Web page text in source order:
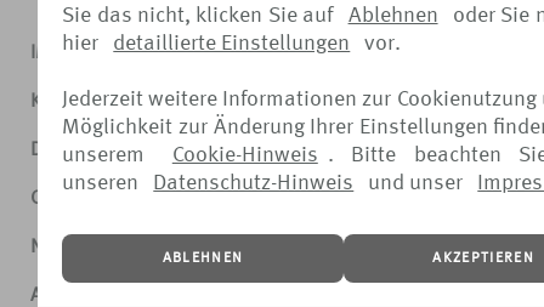
Sie das nicht, klicken Sie auf
Ablehnen
oder Sie
hier
detaillierte Einstellungen vor.
Jederzeit weitere Informationen zur Cookienutzung
Möglichkeit zur Änderung Ihrer Einstellungen
unserem
Cookie-Hinweis . Bitte beachten
unseren
Datenschutz-Hinweis und unser
ABLEHNEN AKZEPTIEREN
IMPRESSUM
KONTAKT
DATENSCHUTZ
COOKIE-HINWEIS
NUTZUNGSBEDINGUNGEN
AGB